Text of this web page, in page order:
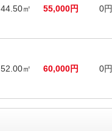
44.50㎡ 55,000円 0円
52.00㎡ 60,000円 0円